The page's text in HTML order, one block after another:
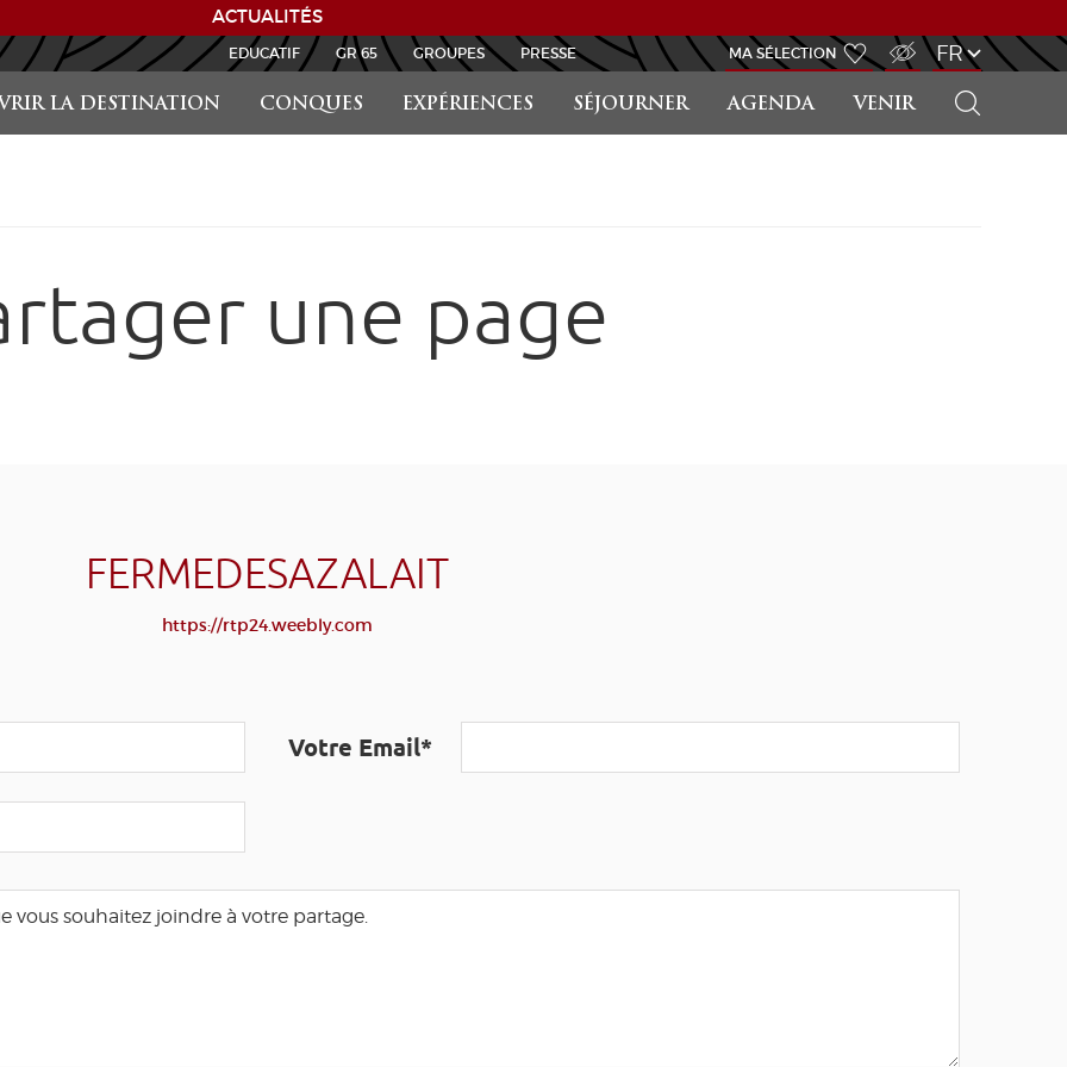
ACTUALITÉS
LA DESTINATION CONQUES EXPÉRIENCES SÉJOURNER AGENDA VENIR
EDUCATIF GR 65 GROUPES PRESSE MA SÉLECTION FR
une page
FERMEDESAZALAIT
https://rtp24.weebly.com
Votre Email*